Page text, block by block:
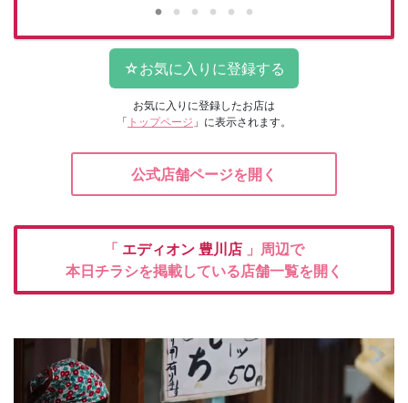
お気に入りに登録したお店は
「 トップページ 」に表示されます。
公式店舗ページを開く
「 エディオン 豊川店 」周辺で
本日チラシを掲載している店舗一覧を開く